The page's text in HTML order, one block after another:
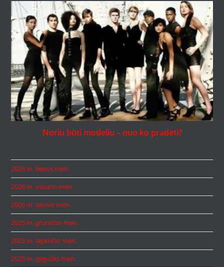
Noriu būti modeliu – nuo ko pradėti?
2026 m. liepos mėn.
2026 m. vasario mėn.
2026 m. sausio mėn.
2025 m. gruodžio mėn.
2025 m. lapkričio mėn.
2025 m. gegužės mėn.